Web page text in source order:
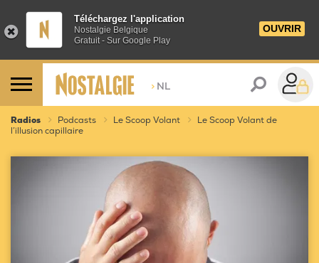
Téléchargez l'application
Nostalgie Belgique
Gratuit - Sur Google Play
OUVRIR
> NL
Radios Podcasts Le Scoop Volant
Le Scoop Volant de
l’illusion capillaire